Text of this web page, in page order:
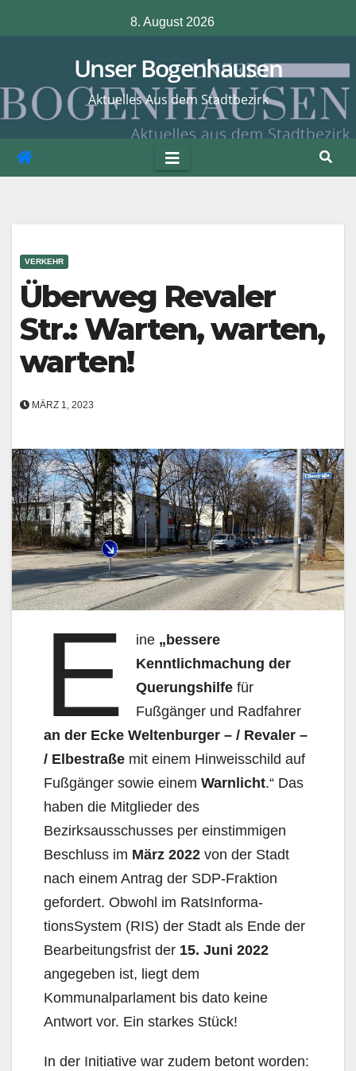
Inhalt
8. August 2026
Unser Bogenhausen
Aktuelles Aus dem Stadtbezirk
VERKEHR
Überweg Revaler
Str.: Warten, warten,
warten!
MÄRZ 1, 2023
E ine „bessere
Kenntlichmachung der
Querungshilfe für
Fußgänger und Radfahrer
an der Ecke Weltenburger – / Revaler –
/ Elbestraße mit einem Hinweisschild auf
Fußgänger sowie einem Warnlicht.“ Das
haben die Mitglieder des
Bezirksausschusses per einstimmigen
Beschluss im März 2022 von der Stadt
nach einem Antrag der SDP-Fraktion
gefordert. Obwohl im RatsInforma­
tionsSystem (RIS) der Stadt als Ende der
Bearbeitungsfrist der 15. Juni 2022
angegeben ist, liegt dem
Kommunalparlament bis dato keine
Antwort vor. Ein starkes Stück!
In der Initiative war zudem betont worden: